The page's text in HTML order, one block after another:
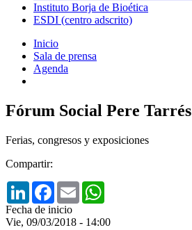
Instituto Borja de Bioética
ESDI (centro adscrito)
Inicio
Sala de prensa
Agenda
Fórum Social Pere
Ferias, congresos y exposiciones
Compartir:
LinkedInFacebook
Email
Fecha de inicio
Vie, 09/03/2018 - 14:00